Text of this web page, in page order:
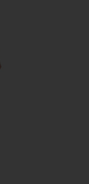
ョートパンツ